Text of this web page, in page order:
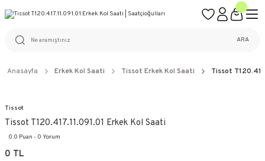
%100 ORİJİNAL ÜRÜN GARANTİSİ
ARA
Anasayfa Erkek Kol Saati Tissot Erkek Kol Saati Tissot
Tissot
Tissot T120.417.11.091.01 Erkek Kol Saati
0.0 Puan - 0 Yorum
0 TL